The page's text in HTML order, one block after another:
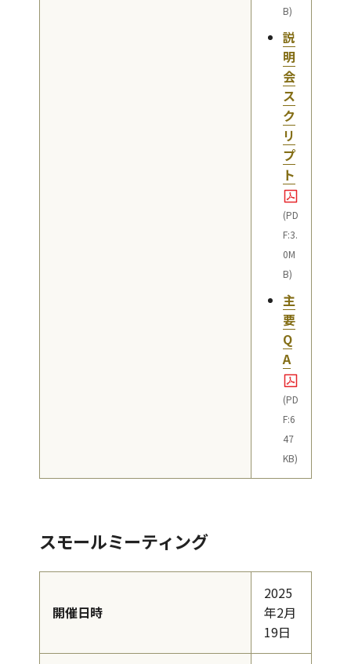
B)
説
明
会
ス
ク
リ
プ
ト
(PD
F:3.
0M
B)
主
要
Q
A
(PD
F:6
47
KB)
スモールミーティング
開催日時
2025
年2月
19日